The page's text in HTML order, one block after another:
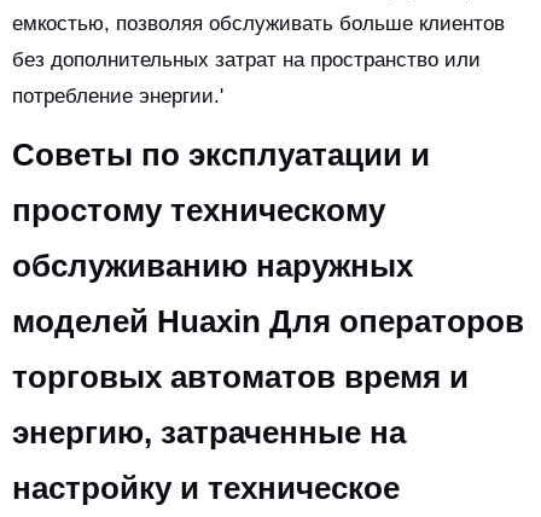
емкостью, позволяя обслуживать больше клиентов
без дополнительных затрат на пространство или
потребление энергии.'
Советы по эксплуатации и
простому техническому
обслуживанию наружных
моделей Huaxin Для операторов
торговых автоматов время и
энергию, затраченные на
настройку и техническое